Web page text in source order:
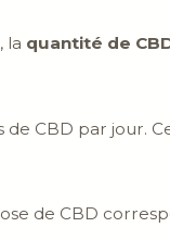
la quantité de
CBD par jour.
de CBD